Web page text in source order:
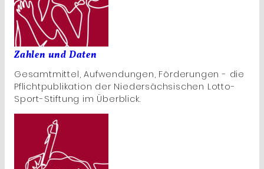
Zahlen und Daten
Gesamtmittel, Aufwendungen, Förderungen - die
Pflichtpublikation der Niedersächsischen Lotto-
Sport-Stiftung im Überblick.